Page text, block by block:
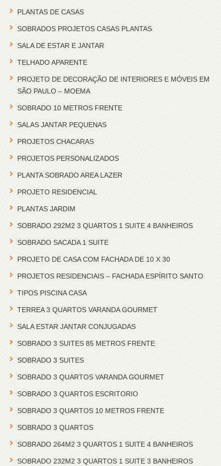
PLANTAS DE CASAS
SOBRADOS PROJETOS CASAS PLANTAS
SALA DE ESTAR E JANTAR
TELHADO APARENTE
PROJETO DE DECORAÇÃO DE INTERIORES E MÓVEIS EM
SÃO PAULO – MOEMA
SOBRADO 10 METROS FRENTE
SALAS JANTAR PEQUENAS
PROJETOS CHACARAS
PROJETOS PERSONALIZADOS
PLANTA SOBRADO AREA LAZER
PROJETO RESIDENCIAL
PLANTAS JARDIM
SOBRADO 292M2 3 QUARTOS 1 SUITE 4 BANHEIROS
SOBRADO SACADA 1 SUITE
PROJETO DE CASA COM FACHADA DE 10 X 30
PROJETOS RESIDENCIAIS – FACHADA ESPÍRITO SANTO
TIPOS PISCINA CASA
TERREA 3 QUARTOS VARANDA GOURMET
SALA ESTAR JANTAR CONJUGADAS
SOBRADO 3 SUITES 85 METROS FRENTE
SOBRADO 3 SUITES
SOBRADO 3 QUARTOS VARANDA GOURMET
SOBRADO 3 QUARTOS ESCRITORIO
SOBRADO 3 QUARTOS 10 METROS FRENTE
SOBRADO 3 QUARTOS
SOBRADO 264M2 3 QUARTOS 1 SUITE 4 BANHEIROS
SOBRADO 232M2 3 QUARTOS 1 SUITE 3 BANHEIROS